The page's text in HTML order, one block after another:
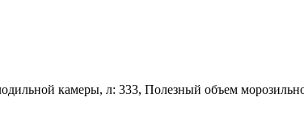
камеры, л: 333, Полезный объем